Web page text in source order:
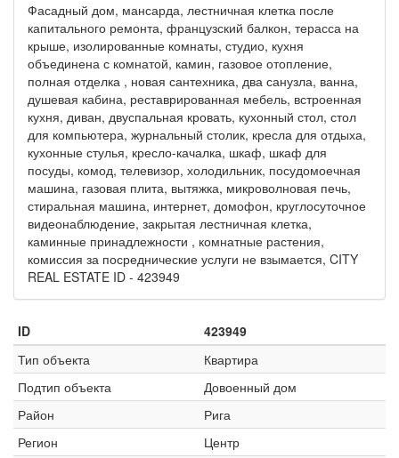
Фасадный дом, мансарда, лестничная клетка после
капитального ремонта, французский балкон, терасса на
крыше, изолированные комнаты, студио, кухня
объединена с комнатой, камин, газовое отопление,
полная отделка , новая сантехника, два санузла, ванна,
душевая кабина, реставрированная мебель, встроенная
кухня, диван, двуспальная кровать, кухонный стол, стол
для компьютера, журнальный столик, кресла для отдыха,
кухонные стулья, кресло-качалка, шкаф, шкаф для
посуды, комод, телевизор, холодильник, посудомоечная
машина, газовая плита, вытяжка, микроволновая печь,
стиральная машина, интернет, домофон, круглосуточное
видеонаблюдение, закрытая лестничная клетка,
каминные принадлежности , комнатные растения,
комиссия за посреднические услуги не взымается, CITY
REAL ESTATE ID - 423949
ID
423949
Тип объекта
Квартира
Подтип объекта
Довоенный дом
Район
Рига
Регион
Центр